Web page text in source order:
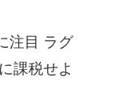
注目 ラグ
課税せよ